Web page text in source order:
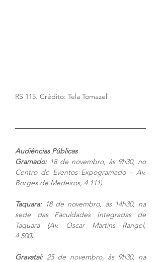
RS 115. Crédito: Tela Tomazeli
Audiências Públicas
Gramado: 18 de novembro, às 9h30, no
Centro de Eventos Expogramado – Av.
Borges de Medeiros, 4.111).
Taquara: 18 de novembro, às 14h30, na
sede das Faculdades Integradas de
Taquara (Av. Oscar Martins Rangel,
4.500).
Gravataí: 25 de novembro, às 9h30, na